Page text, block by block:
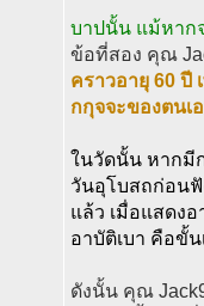
บาปนั้น แม้หาก
ข้อที่สอง คุณ
คราวอายุ 60 ปี
กกุจจะของตนเ
ในวัดนั้น หากมี
วันอุโบสถก่อน
แล้ว เมื่อแสดง
อาบัติเบา คือขั้
ดังนั้น คุณ